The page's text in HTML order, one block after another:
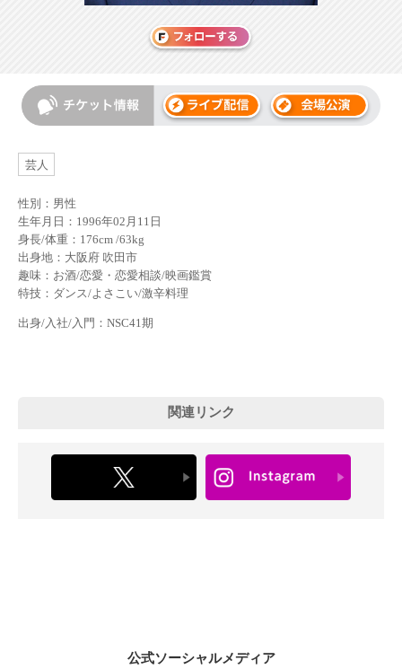
芸人
性別：男性
生年月日：1996年02月11日
身長/体重：176cm /63kg
出身地：大阪府 吹田市
趣味：お酒/恋愛・恋愛相談/映画鑑賞
特技：ダンス/よさこい/激辛料理
出身/入社/入門：NSC41期
関連リンク
公式ソーシャルメディア